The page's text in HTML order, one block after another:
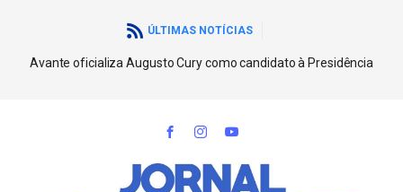
ÚLTIMAS NOTÍCIAS
Avante oficializa Augusto Cury como candidato à Presidência